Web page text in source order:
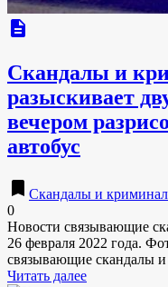
description
Скандалы и
разыскивает
вечером
автобус
bookmark Скандалы и криминал
0
Новости связывающие
26 февраля 2022 года.
связывающие скандалы
Читать далее